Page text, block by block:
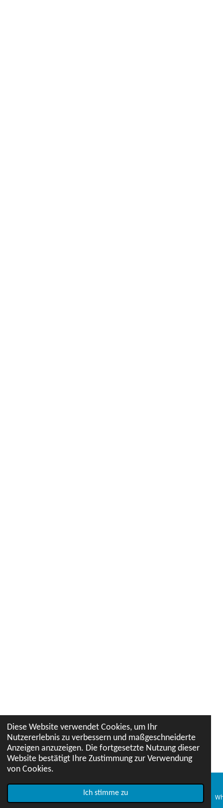
Diese Website verwendet Cookies, um Ihr
Nutzererlebnis zu verbessern und maßgeschneiderte
Anzeigen anzuzeigen. Die fortgesetzte Nutzung dieser
Website bestätigt Ihre Zustimmung zur Verwendung
von Cookies.
Ich stimme zu
Telefon